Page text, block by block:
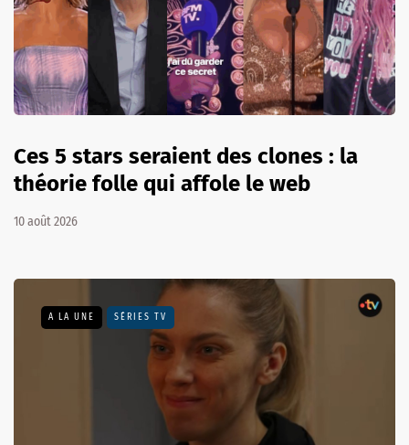
Ces 5 stars seraient des clones : la
théorie folle qui affole le web
10 août 2026
A LA UNE SÉRIES TV